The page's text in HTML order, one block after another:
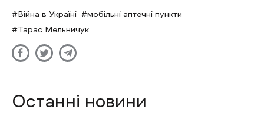
Війна в Україні
мобільні аптечні пункти
Тарас Мельничук
Останні новини